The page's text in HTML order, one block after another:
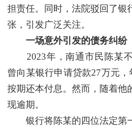
担责任。同时，法院驳回了银
张，引发广泛关注。
一场意外引发的债务纠纷
2023年，南通市民陈某不
曾向某银行申请贷款27万元，
按期还本付息。然而，随着他
现逾期。
银行将陈某的四位法定第